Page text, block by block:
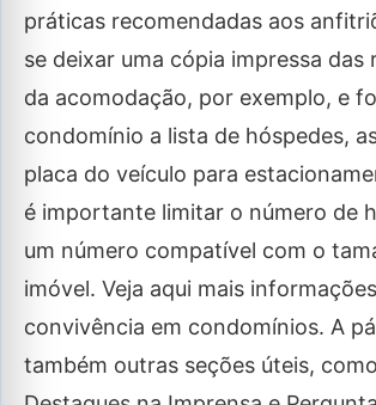
práticas recomendadas aos
se deixar uma cópia impressa das
da acomodação, por exemplo, e
condomínio a lista de hóspedes,
placa do veículo para
é importante limitar o número de
um número compatível com o
imóvel. Veja aqui mais
convivência em condomínios. A
também outras seções úteis,